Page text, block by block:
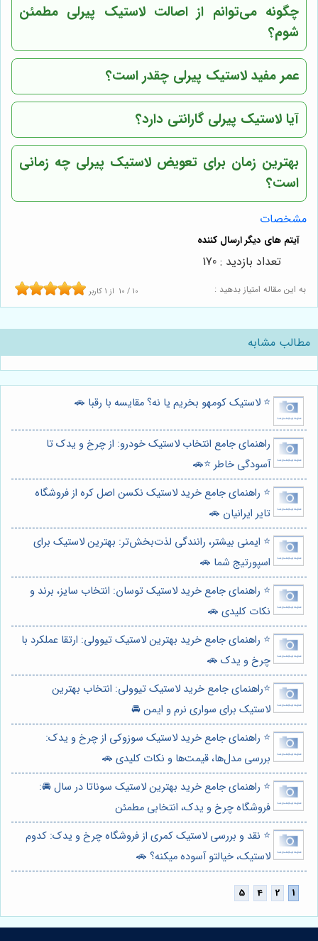
چگونه می‌توانم از اصالت لاستیک پیرلی مطمئن
شوم؟
عمر مفید لاستیک پیرلی چقدر است؟
آیا لاستیک پیرلی گارانتی دارد؟
بهترین زمان برای تعویض لاستیک پیرلی چه زمانی
است؟
مشخصات
به این مقاله امتیاز بدهید : 10 / 10 از 1 کاربر
تعداد بازدید : 170
مطالب مشابه
⭐️ لاستیک کومهو بخریم یا نه؟ مقایسه با رقبا 🚗
راهنمای جامع انتخاب لاستیک خودرو: از چرخ و یدک تا
آسودگی خاطر ⭐️🚗
⭐️ راهنمای جامع خرید لاستیک نکسن اصل کره از فروشگاه
تایر ایرانیان 🚗
⭐️ ایمنی بیشتر، رانندگی لذت‌بخش‌تر: بهترین لاستیک برای
اسپورتیج شما 🚗
⭐️ راهنمای جامع خرید لاستیک توسان: انتخاب سایز، برند و
نکات کلیدی 🚗
⭐️ راهنمای جامع خرید بهترین لاستیک تیوولی: ارتقا عملکرد با
چرخ و یدک 🚗
⭐️راهنمای جامع خرید لاستیک تیوولی: انتخاب بهترین
لاستیک برای سواری نرم و ایمن 🚘
⭐️ راهنمای جامع خرید لاستیک سوزوکی از چرخ و یدک:
بررسی مدل‌ها، قیمت‌ها و نکات کلیدی 🚗
⭐️ راهنمای جامع خرید بهترین لاستیک سوناتا در سال 🚘:
فروشگاه چرخ و یدک، انتخابی مطمئن
⭐️ نقد و بررسی لاستیک کمری از فروشگاه چرخ و یدک: کدوم
لاستیک، خیالتو آسوده میکنه؟ 🚗